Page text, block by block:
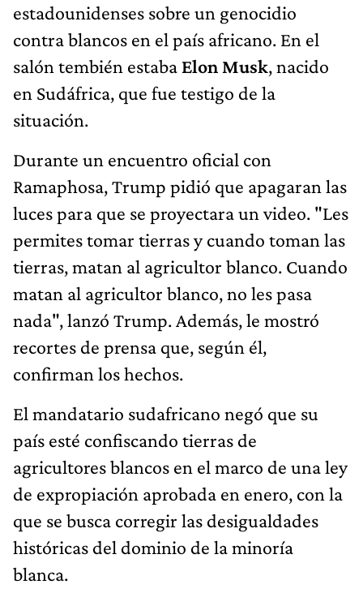
estadounidenses sobre un genocidio
contra blancos en el país africano. En el
salón tembién estaba Elon Musk, nacido
en Sudáfrica, que fue testigo de la
situación.
Durante un encuentro oficial con
Ramaphosa, Trump pidió que apagaran las
luces para que se proyectara un video. "Les
permites tomar tierras y cuando toman las
tierras, matan al agricultor blanco. Cuando
matan al agricultor blanco, no les pasa
nada", lanzó Trump. Además, le mostró
recortes de prensa que, según él,
confirman los hechos.
El mandatario sudafricano negó que su
país esté confiscando tierras de
agricultores blancos en el marco de una ley
de expropiación aprobada en enero, con la
que se busca corregir las desigualdades
históricas del dominio de la minoría
blanca.